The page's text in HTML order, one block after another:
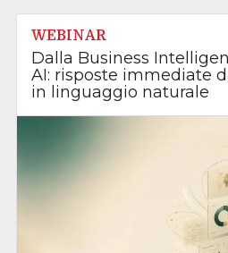
WEBINAR
Dalla Business
AI: risposte immediate
in linguaggio naturale